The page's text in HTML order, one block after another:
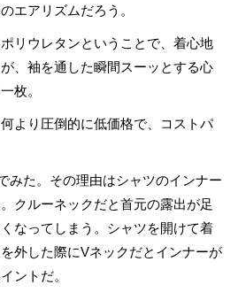
エアリズムだろう。
リウレタンということで、着心地
、袖を通した瞬間スーッとする心
枚。
より圧倒的に低価格で、コストパ
みた。その理由はシャツのインナー
クルーネックだと首元の露出が足
なってしまう。シャツを開けて着
外した際にVネックだとインナーが
ントだ。